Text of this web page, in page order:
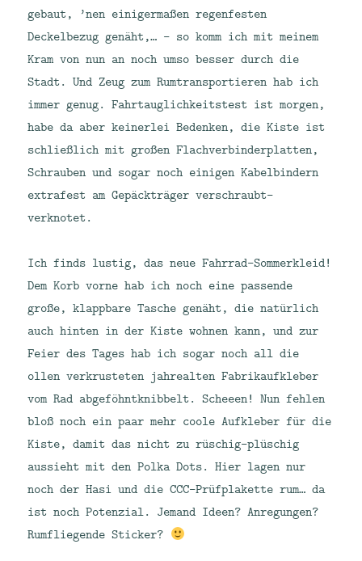
gebaut, ’nen einigermaßen regenfesten
Deckelbezug genäht,… – so komm ich mit meinem
Kram von nun an noch umso besser durch die
Stadt. Und Zeug zum Rumtransportieren hab ich
immer genug. Fahrtauglichkeitstest ist morgen,
habe da aber keinerlei Bedenken, die Kiste ist
schließlich mit großen Flachverbinderplatten,
Schrauben und sogar noch einigen Kabelbindern
extrafest am Gepäckträger verschraubt-
verknotet.
Ich finds lustig, das neue Fahrrad-Sommerkleid!
Dem Korb vorne hab ich noch eine passende
große, klappbare Tasche genäht, die natürlich
auch hinten in der Kiste wohnen kann, und zur
Feier des Tages hab ich sogar noch all die
ollen verkrusteten jahrealten Fabrikaufkleber
vom Rad abgeföhntknibbelt. Scheeen! Nun fehlen
bloß noch ein paar mehr coole Aufkleber für die
Kiste, damit das nicht zu rüschig-plüschig
aussieht mit den Polka Dots. Hier lagen nur
noch der Hasi und die CCC-Prüfplakette rum… da
ist noch Potenzial. Jemand Ideen? Anregungen?
Rumfliegende Sticker?